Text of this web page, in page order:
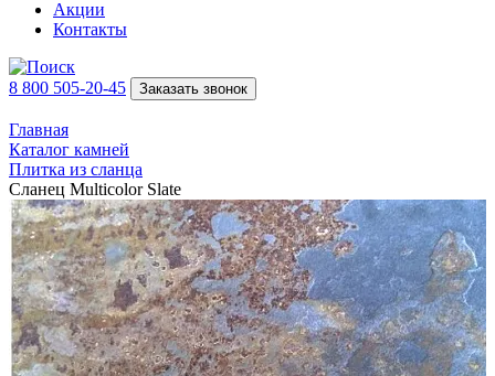
Акции
Контакты
8 800 505-20-45 Заказать звонок
Главная
Каталог камней
Плитка из сланца
Сланец Multicolor Slate